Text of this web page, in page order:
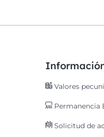
Valores
Permanencia
Solicitud de